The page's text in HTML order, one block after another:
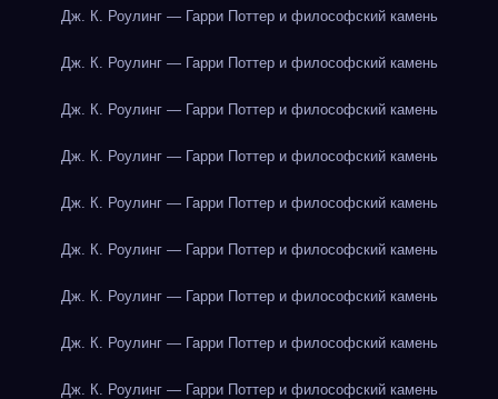
Дж. К. Роулинг — Гарри Поттер и философский камень
Дж. К. Роулинг — Гарри Поттер и философский камень
Дж. К. Роулинг — Гарри Поттер и философский камень
Дж. К. Роулинг — Гарри Поттер и философский камень
Дж. К. Роулинг — Гарри Поттер и философский камень
Дж. К. Роулинг — Гарри Поттер и философский камень
Дж. К. Роулинг — Гарри Поттер и философский камень
Дж. К. Роулинг — Гарри Поттер и философский камень
Дж. К. Роулинг — Гарри Поттер и философский камень